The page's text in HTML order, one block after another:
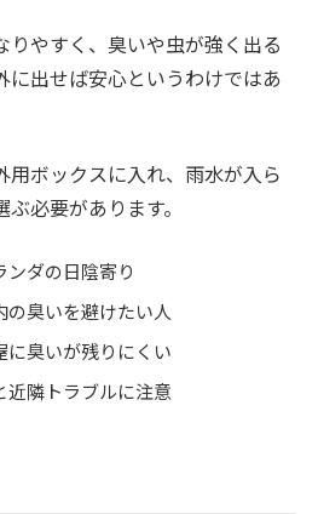
りやすく、臭いや虫が強く出る
に出せば安心というわけではあ
用ボックスに入れ、雨水が入ら
必要があります。
ンダの日陰寄り
の臭いを避けたい人
に臭いが残りにくい
近隣トラブルに注意